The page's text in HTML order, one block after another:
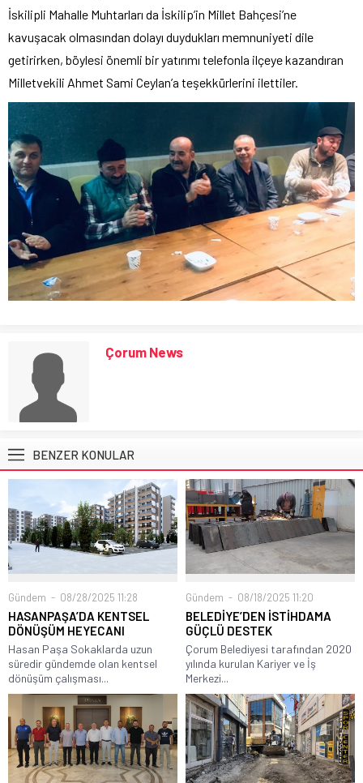
İskilipli Mahalle Muhtarları da İskilip’in Millet Bahçesi’ne
kavuşacak olmasından dolayı duydukları memnuniyeti dile
getirirken, böylesi önemli bir yatırımı telefonla ilçeye kazandıran
Milletvekili Ahmet Sami Ceylan’a teşekkürlerini ilettiler.
Çorum News
BENZER KONULAR
Gündem 08/28/2025 11:28
HASANPAŞA’DA KENTSEL
DÖNÜŞÜM HEYECANI
Hasan Paşa Sokaklarda uzun
süredir gündemde olan kentsel
dönüşüm çalışması...
Gündem 08/18/2025 11:20
BELEDİYE’DEN İSTİHDAMA
GÜÇLÜ DESTEK
Çorum Belediyesi tarafından 2020
yılında kurulan Kariyer ve İş
Merkezi...